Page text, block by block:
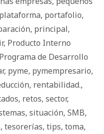
plataforma, portafolio,
, principal,
, Producto Interno
Programa de Desarrollo
, pyme, pymempresario,
, rentabilidad.,
, retos, sector,
, situación, SMB,
, tesorerías, tips, toma,